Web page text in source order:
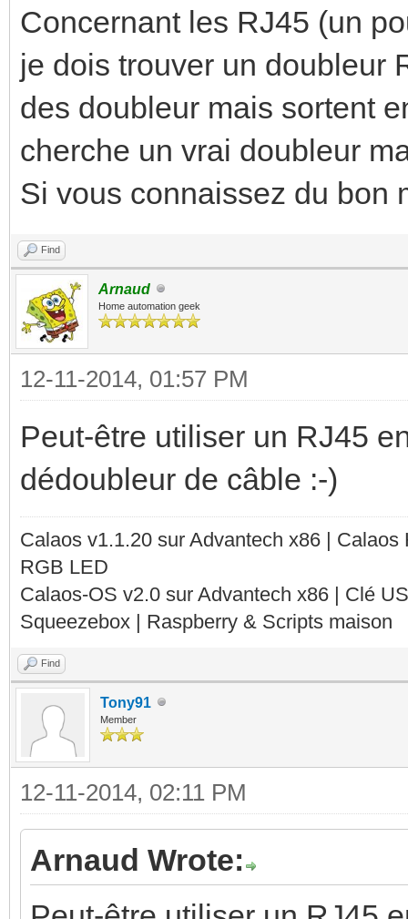
Concernant les RJ45 (un
je dois trouver un doubleur
des doubleur mais sortent
cherche un vrai doubleur
Si vous connaissez du bon
Find
Arnaud
Home automation geek
12-11-2014, 01:57 PM
Peut-être utiliser un RJ45
dédoubleur de câble :-)
Calaos v1.1.20 sur Advantech x86 |
RGB LED
Calaos-OS v2.0 sur Advantech x86 | Clé
Squeezebox | Raspberry & Scripts maison
Find
Tony91
Member
12-11-2014, 02:11 PM
Arnaud Wrote: